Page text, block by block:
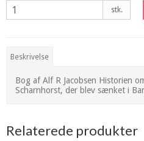
stk.
Beskrivelse
Bog af Alf R Jacobsen Historien
Scharnhorst, der blev sænket i
Relaterede produkter